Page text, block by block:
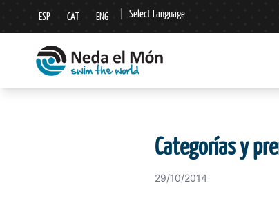
ESP CAT ENG Select Language
▼
Categorías y
29/10/2014